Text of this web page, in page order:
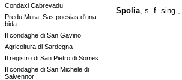
Condaxi Cabrevadu
Predu Mura. Sas poesias d'una
bida
Il condaghe di San Gavino
Agricoltura di Sardegna
Il registro di San Pietro di Sorres
Il condaghe di San Michele di
Salvennor
Spolia , s. f. sing.,